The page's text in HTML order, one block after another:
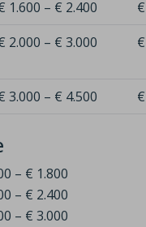
1.600 – € 2.400
2.000 – € 3.000
3.000 – € 4.500
– € 1.800
– € 2.400
– € 3.000